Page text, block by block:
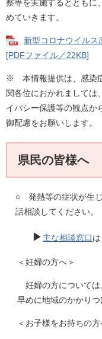
察等を実施するとともに
めていきます。
新型コロナウイルス
[PDFファイル／22KB]
※ 本情報提供は、感染
関各位におかれましては
イバシー保護等の観点か
御配慮をお願いします。
県民の皆様へ
○ 発熱等の症状が生
話相談してください。
▶ 主な相談窓口
＜妊婦の方へ＞
妊婦の方については
早めに地域のかかりつ
＜お子様をお持ちの方